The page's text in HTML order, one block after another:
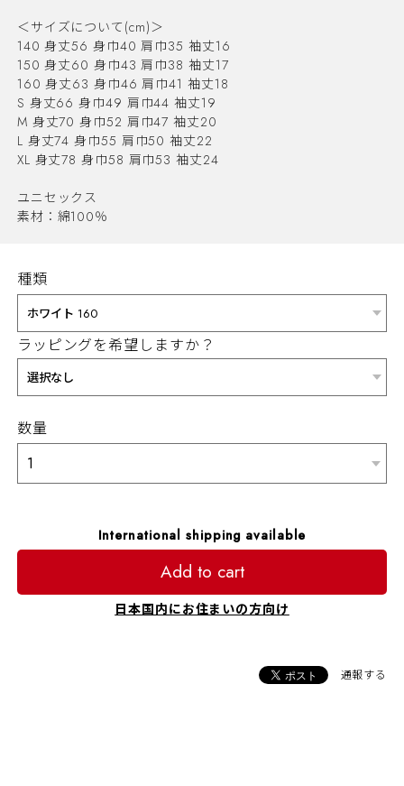
＜サイズについて(cm)＞
140 身丈56 身巾40 肩巾35 袖丈16
150 身丈60 身巾43 肩巾38 袖丈17
160 身丈63 身巾46 肩巾41 袖丈18
S 身丈66 身巾49 肩巾44 袖丈19
M 身丈70 身巾52 肩巾47 袖丈20
L 身丈74 身巾55 肩巾50 袖丈22
XL 身丈78 身巾58 肩巾53 袖丈24
ユニセックス
素材：綿100％
種類
ラッピングを希望しますか？
数量
International shipping available
Add to cart
日本国内にお住まいの方向け
通報する